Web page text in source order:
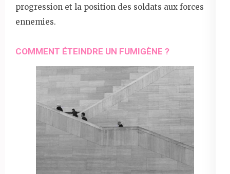
progression et la position des soldats aux forces
ennemies.
COMMENT ÉTEINDRE UN FUMIGÈNE ?